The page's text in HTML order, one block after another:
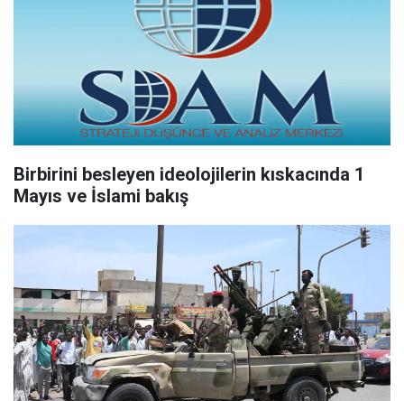
Birbirini besleyen ideolojilerin kıskacında 1
Mayıs ve İslami bakış